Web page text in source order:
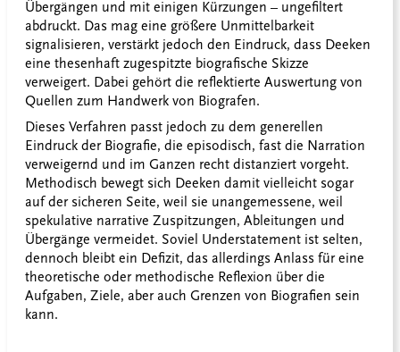
Übergängen und mit einigen Kürzungen – ungefiltert
abdruckt. Das mag eine größere Unmittelbarkeit
signalisieren, verstärkt jedoch den Eindruck, dass Deeken
eine thesenhaft zugespitzte biografische Skizze
verweigert. Dabei gehört die reflektierte Auswertung von
Quellen zum Handwerk von Biografen.
Dieses Verfahren passt jedoch zu dem generellen
Eindruck der Biografie, die episodisch, fast die Narration
verweigernd und im Ganzen recht distanziert vorgeht.
Methodisch bewegt sich Deeken damit vielleicht sogar
auf der sicheren Seite, weil sie unangemessene, weil
spekulative narrative Zuspitzungen, Ableitungen und
Übergänge vermeidet. Soviel Understatement ist selten,
dennoch bleibt ein Defizit, das allerdings Anlass für eine
theoretische oder methodische Reflexion über die
Aufgaben, Ziele, aber auch Grenzen von Biografien sein
kann.